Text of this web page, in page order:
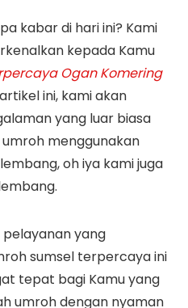
kabar di hari ini? Kami
kepada Kamu
Ogan Komering
ini, kami akan
yang luar biasa
menggunakan
oh iya kami juga
yang
sumsel terpercaya ini
tepat bagi Kamu yang
umroh dengan nyaman